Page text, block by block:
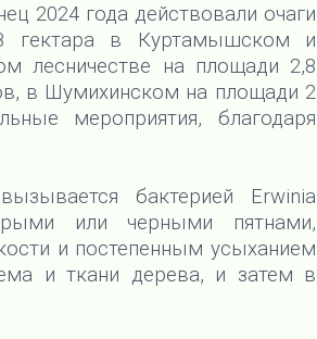
2024 года действовали очаги
гектара в Куртамышском и
лесничестве на площади 2,8
в Шумихинском на площади 2
мероприятия, благодаря
бактерией Erwinia
или черными пятнами,
и постепенным усыханием
и ткани дерева, и затем в